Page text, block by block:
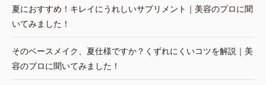
夏におすすめ！キレイにうれしいサプリメント｜美容のプロに聞
いてみました！
そのベースメイク、夏仕様ですか？くずれにくいコツを解説｜美
容のプロに聞いてみました！